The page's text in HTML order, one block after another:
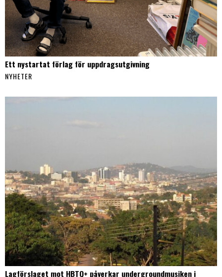
Ett nystartat förlag för uppdragsutgivning
NYHETER
Lagförslaget mot HBTQ+ påverkar undergroundmusiken i